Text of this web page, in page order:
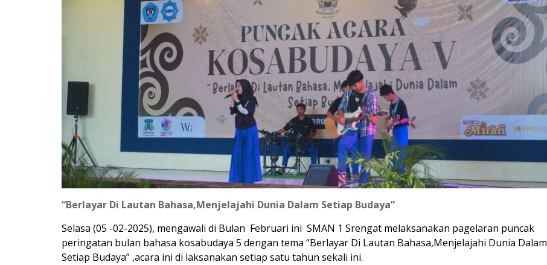
“Berlayar Di Lautan Bahasa,Menjelajahi Dunia Dalam Setiap Budaya”
Selasa (05 -02-2025), mengawali di Bulan Februari ini SMAN 1 Srengat melaksanakan pagelaran puncak
peringatan bulan bahasa kosabudaya 5 dengan tema “Berlayar Di Lautan Bahasa,Menjelajahi Dunia Dalam
Setiap Budaya” ,acara ini di laksanakan setiap satu tahun sekali ini.